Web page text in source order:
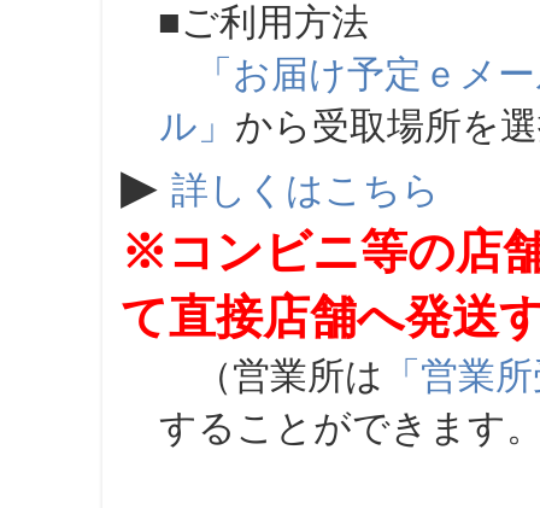
■ご利用方法
「お届け予定ｅメ
ル」 から受取場所を
▶ 詳しくはこちら
※コンビニ等の店
て直接店舗へ発送
（営業所は 「営業
することができます